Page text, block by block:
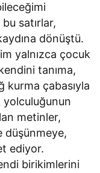
satırlar,
dönüştü.
yalnızca çocuk
tanıma,
kurma çabasıyla
yolculuğunun
metinler,
düşünmeye,
ediyor.
birikimlerini